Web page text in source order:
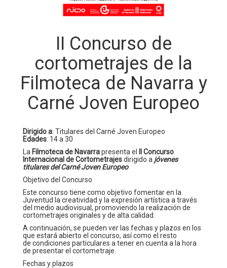
II Concurso de
cortometrajes de la
Filmoteca de Navarra y
Carné Joven Europeo
Dirigido a: Titulares del Carné Joven Europeo
Edades: 14 a 30
La Filmoteca de Navarrapresenta el
II Concurso
Internacional de Cortometrajesdirigido a jóvenes
titulares del Carné Joven Europeo
Objetivo del Concurso
Este concurso tiene como objetivo fomentar en la
Juventud la creatividad y la expresión artística a través
del medio audiovisual, promoviendo la realización de
cortometrajes originales y de alta calidad.
A continuación, se pueden ver las fechas y plazos en los
que estará abierto el concurso, así como el resto
de condiciones particulares a tener en cuenta a la hora
de presentar el cortometraje.
Fechas y plazos